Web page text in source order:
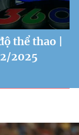
thể thao |
2025